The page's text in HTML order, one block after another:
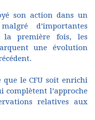
son action dans un
d’importantes
la première fois, les
une évolution
que le CFU soit enrichi
complètent l’approche
relatives aux